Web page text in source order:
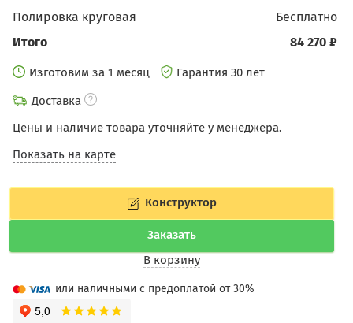
бесплатно
Полировка круговая
84 270 ₽
Итого
Изготовим за 1 месяц
Гарантия 30 лет
Доставка
Цены и наличие товара уточняйте у менеджера.
Показать на карте
Конструктор
Заказать
В корзину
или наличными с предоплатой от 30%